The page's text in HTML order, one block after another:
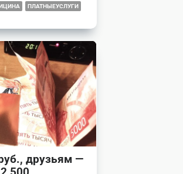
ПЛАТНЫЕУСЛУГИ
друзьям —